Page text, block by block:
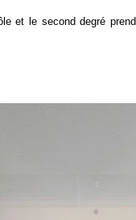
et le second degré